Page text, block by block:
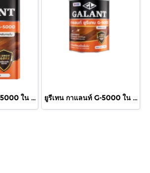
ยูรีเทน กาแลนท์ G-5000 ใน กล. ยูรีเทน กาแลนท์ G-5000 ใน 460cc.